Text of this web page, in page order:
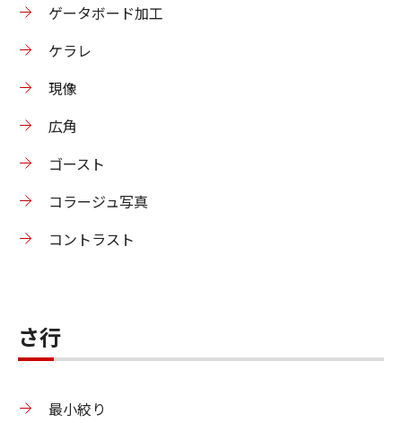
ゲータボード加工
ケラレ
現像
広角
ゴースト
コラージュ写真
コントラスト
さ行
最小絞り